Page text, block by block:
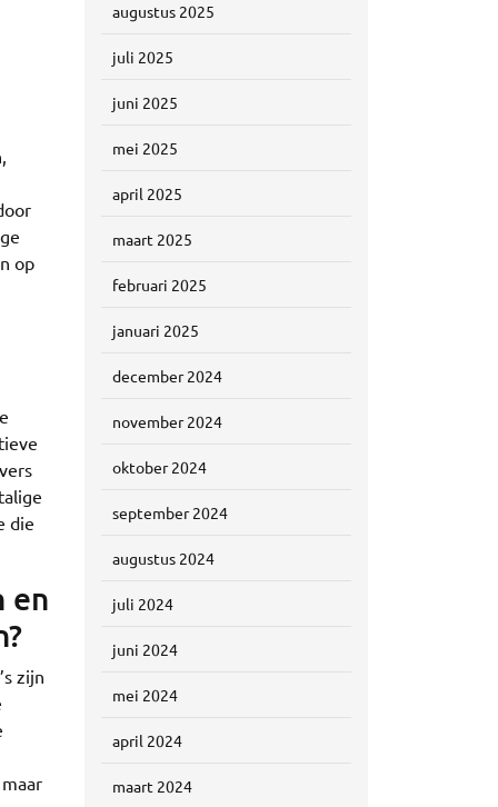
op
die
en
zijn
augustus 2025
juli 2025
juni 2025
mei 2025
april 2025
maart 2025
februari 2025
januari 2025
december 2024
november 2024
oktober 2024
september 2024
augustus 2024
juli 2024
juni 2024
mei 2024
april 2024
maart 2024